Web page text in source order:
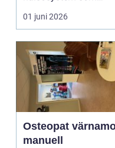
betonar balans, helhet
01 juni 2026
Osteopat
manuell